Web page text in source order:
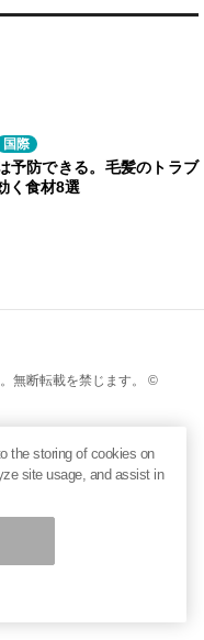
国際
予防できる。毛髪のトラブ
く食材8選
無断転載を禁じます。 ©
the storing of cookies on
site usage, and assist in